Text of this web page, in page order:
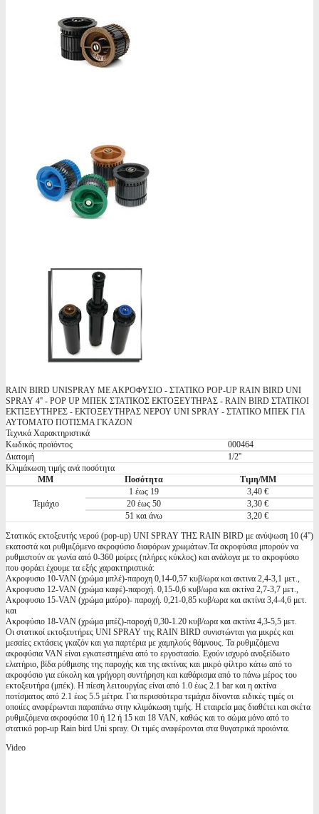
RAIN BIRD UNISPRAY ΜΕ ΑΚΡΟΦΥΣΙΟ - ΣΤΑΤΙΚΟ POP-UP RAIN BIRD UNI
SPRAY 4'' - POP UP ΜΠΕΚ ΣΤΑΤΙΚΟΣ ΕΚΤΟΞΕΥΤΗΡΑΣ - RAIN BIRD ΣΤΑΤΙΚΟΙ
ΕΚΤΙΞΕΥΤΗΡΕΣ - ΕΚΤΟΞΕΥΤΗΡΑΣ ΝΕΡΟΥ UNI SPRAY - ΣΤΑΤΙΚΟ ΜΠΕΚ ΓΙΑ
ΑΥΤΟΜΑΤΟ ΠΟΤΙΣΜΑ ΓΚΑΖΟΝ
Τεχνικά Χαρακτηριστικά
Κωδικός προϊόντος
000464
Διατομή
1/2''
Κλιμάκωση τιμής ανά ποσότητα
ΜΜ
Ποσότητα Τιμη/ΜΜ
Τεμάχιο
1 έως 19
3,40 €
20 έως 50
3,30 €
51 και άνω
3,20 €
Στατικός εκτοξευτής νερού (pop-up) UNI SPRAY ΤΗΣ RAIN BIRD με ανύψωση 10 (4'')
εκατοστά και ρυθμιζόμενο ακροφύσιο διαφόρων χρωμάτων.Τα ακροφύσια μπορούν να
ρυθμιστούν σε γωνία από 0-360 μοίρες (πλήρες κύκλος) και ανάλογα με το ακροφύσιο
που φοράει έχουμε τα εξής χαρακτηριστικά:
Ακροφυσιο 10-VAN (χρώμα μπλέ)-παροχη 0,14-0,57 κυβ/ωρα και ακτινα 2,4-3,1 μετ.,
Ακροφυσιο 12-VAN (χρώμα καφέ)-παροχή. 0,15-0,6 κυβ/ωρα και ακτίνα 2,7-3,7 μετ.,
Ακροφυσιο 15-VAN (χρώμα μαύρο)- παροχή. 0,21-0,85 κυβ/ωρα και ακτίνα 3,4-4,6 μετ.
και
Ακροφύσιο 18-VAN (χρώμα μπέζ)-παροχή 0,30-1.20 κυβ/ωρα και ακτίνα 4,3-5,5 μετ.
Oι στατικοί εκτοξευτήρες UNI SPRAY της RAIN BIRD συνιστώνται για μικρές και
μεσαίες εκτάσεις γκαζόν και για παρτέρια με χαμηλούς θάμνους. Τα ρυθμιζόμενα
ακροφύσια VAN είναι εγκατεστημένα από το εργοστασίο. Εχούν ισχυρό ανοξείδωτο
ελατήριο, βίδα ρύθμισης της παροχής και της ακτίνας και μικρό φίλτρο κάτω από το
ακροφύσιο για εύκολη και γρήγορη συντήρηση και καθάρισμα από το πάνω μέρος του
εκτοξευτήρα (μπέκ). Η πίεση λειτουργίας είναι από 1.0 έως 2.1 bar και η ακτίνα
ποτίσματος από 2.1 έως 5.5 μέτρα. Για περισσότερα τεμάχια δίνονται ειδικές τιμές οι
οποιίες αναφέρωνται παραπάνω στην κλιμάκωση τιμής. Η εταιρεία μας διαθέτει και σκέτα
ρυθμιζόμενα ακροφύσια 10 ή 12 ή 15 και 18 VAN, καθώς και το σώμα μόνο από το
στατικό pop-up Rain bird Uni spray. Οι τιμές αναφέρονται στα θυγατρικά προιόντα.
Video